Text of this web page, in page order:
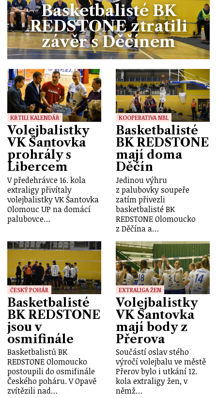
Basketbalisté BK
REDSTONE ztratili
závěr s Děčínem
KŘTILI KALENDÁŘ
Volejbalistky
VK Šantovka
prohrály s
Libercem
V předehrávce 16. kola
extraligy přivítaly
volejbalistky VK Šantovka
Olomouc UP na domácí
palubovce…
KOOPERATIVA NBL
Basketbalisté
BK REDSTONE
mají doma
Děčín
Jedinou výhru
z palubovky soupeře
zatím přivezli
basketbalisté BK
REDSTONE Olomoucko
z Děčína a…
ČESKÝ POHÁR
Basketbalisté
BK REDSTONE
jsou v
osmifinále
Basketbalistů BK
REDSTONE Olomoucko
postoupili do osmifinále
Českého poháru. V Opavě
zvítězili nad…
EXTRALIGA ŽEN
Volejbalistky
VK Šantovka
mají body z
Přerova
Součástí oslav stého
výročí volejbalu ve městě
Přerov bylo i utkání 12.
kola extraligy žen, v
němž…